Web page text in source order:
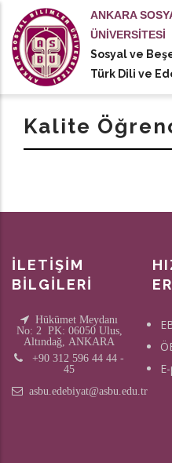
içeriğe
atla
ANKARA
ÜNİVERSİTESİ
Sosyal ve
Türk Dili ve
actions
Kalite
İLETİŞİM
BİLGİLERİ
Hükümet Meydanı
No: 2 PK: 06050 Ulus,
Altındağ, ANKARA
+90 312 596 44 44 -
45
asbu.edebiyat@asbu.edu.tr